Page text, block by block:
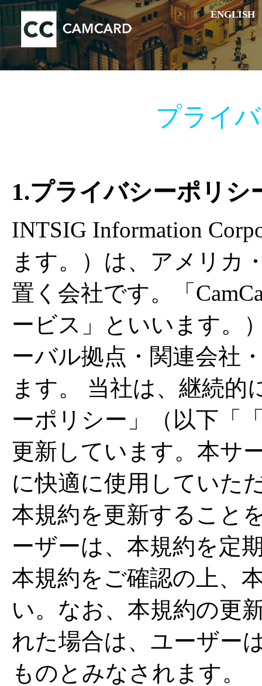
ENGLISH
プライ
1.プライバシーポリシ
INTSIG Information
ます。）は、アメリカ
置く会社です。「
ービス」といいます。
ーバル拠点・関連会社
ます。 当社は、継続的
ーポリシー」（以下「
更新しています。本サ
に快適に使用していた
本規約を更新すること
ーザーは、本規約を定
本規約をご確認の上、
い。なお、本規約の更
れた場合は、ユーザー
ものとみなされます。